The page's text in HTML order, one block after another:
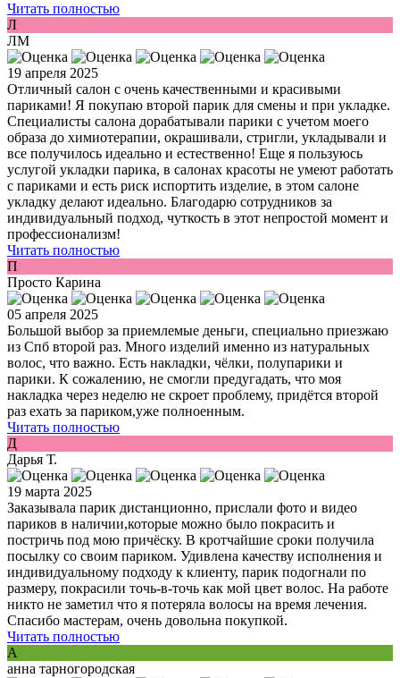
Читать полностью
Л
ЛМ
19 апреля 2025
Отличный салон с очень качественными и красивыми
париками! Я покупаю второй парик для смены и при укладке.
Специалисты салона дорабатывали парики с учетом моего
образа до химиотерапии, окрашивали, стригли, укладывали и
все получилось идеально и естественно! Еще я пользуюсь
услугой укладки парика, в салонах красоты не умеют работать
с париками и есть риск испортить изделие, в этом салоне
укладку делают идеально. Благодарю сотрудников за
индивидуальный подход, чуткость в этот непростой момент и
профессионализм!
Читать полностью
П
Просто Карина
05 апреля 2025
Большой выбор за приемлемые деньги, специально приезжаю
из Спб второй раз. Много изделий именно из натуральных
волос, что важно. Есть накладки, чёлки, полупарики и
парики. К сожалению, не смогли предугадать, что моя
накладка через неделю не скроет проблему, придётся второй
раз ехать за париком,уже полноенным.
Читать полностью
Д
Дарья Т.
19 марта 2025
Заказывала парик дистанционно, прислали фото и видео
париков в наличии,которые можно было покрасить и
постричь под мою причёску. В кротчайшие сроки получила
посылку со своим париком. Удивлена качеству исполнения и
индивидуальному подходу к клиенту, парик подогнали по
размеру, покрасили точь-в-точь как мой цвет волос. На работе
никто не заметил что я потеряла волосы на время лечения.
Спасибо мастерам, очень довольна покупкой.
Читать полностью
А
анна тарногородская